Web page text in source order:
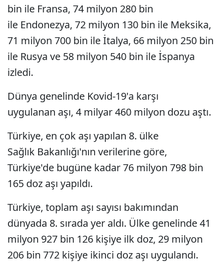
bin ile Fransa, 74 milyon 280 bin
ile Endonezya, 72 milyon 130 bin ile Meksika,
71 milyon 700 bin ile İtalya, 66 milyon 250 bin
ile Rusya ve 58 milyon 540 bin ile İspanya
izledi.
Dünya genelinde Kovid-19'a karşı
uygulanan aşı, 4 milyar 460 milyon dozu aştı.
Türkiye, en çok aşı yapılan 8. ülke
Sağlık Bakanlığı'nın verilerine göre,
Türkiye'de bugüne kadar 76 milyon 798 bin
165 doz aşı yapıldı.
Türkiye, toplam aşı sayısı bakımından
dünyada 8. sırada yer aldı. Ülke genelinde 41
milyon 927 bin 126 kişiye ilk doz, 29 milyon
206 bin 772 kişiye ikinci doz aşı uygulandı.